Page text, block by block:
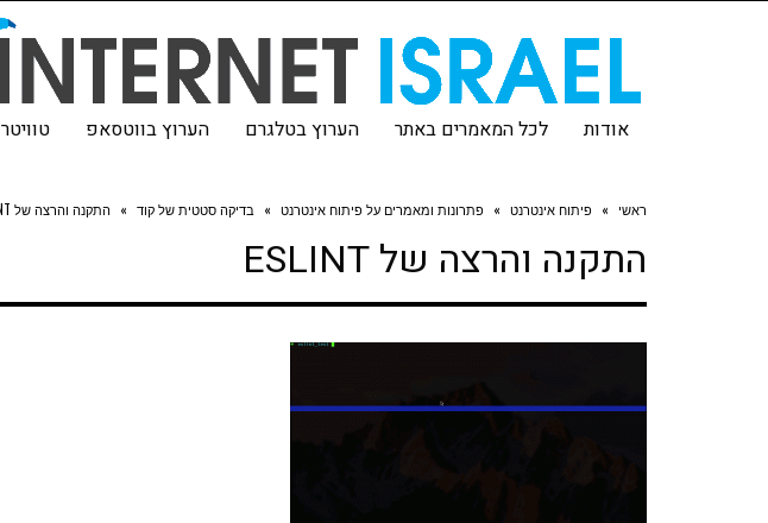
אודות לכל המאמרים באתר הערוץ בטלגרם הערוץ בווטסאפ טוויטר
ראשי » פיתוח אינטרנט » פתרונות ומאמרים על פיתוח אינטרנט » בדיקה סטטית של קוד » התקנה והרצה של ESLINT
התקנה והרצה של ESLINT